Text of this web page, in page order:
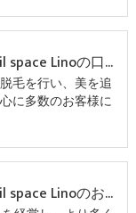
香芝市のネイル･Nail space Linoの口コミ情報
毛を行い、美を追
に多数のお客様に
香芝市のネイル･Nail space Linoのお客様の声